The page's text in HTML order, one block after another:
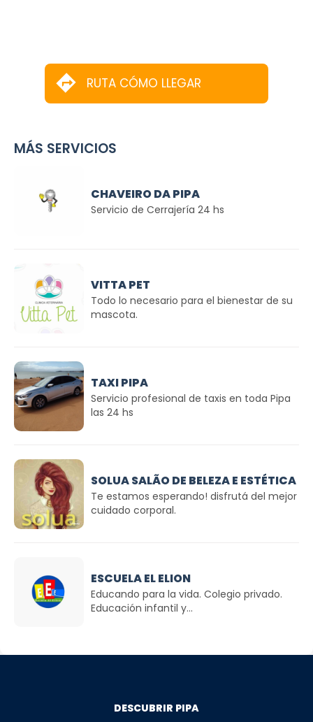
RUTA CÓMO LLEGAR
MÁS SERVICIOS
CHAVEIRO DA PIPA
Servicio de Cerrajería 24 hs
VITTA PET
Todo lo necesario para el bienestar de su
mascota.
TAXI PIPA
Servicio profesional de taxis en toda Pipa
las 24 hs
SOLUA SALÃO DE BELEZA E ESTÉTICA
Te estamos esperando! disfrutá del mejor
cuidado corporal.
ESCUELA EL ELION
Educando para la vida. Colegio privado.
Educación infantil y...
DESCUBRIR PIPA